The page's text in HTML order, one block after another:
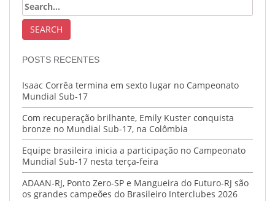
POSTS RECENTES
Isaac Corrêa termina em sexto lugar no Campeonato
Mundial Sub-17
Com recuperação brilhante, Emily Kuster conquista
bronze no Mundial Sub-17, na Colômbia
Equipe brasileira inicia a participação no Campeonato
Mundial Sub-17 nesta terça-feira
ADAAN-RJ, Ponto Zero-SP e Mangueira do Futuro-RJ são
os grandes campeões do Brasileiro Interclubes 2026